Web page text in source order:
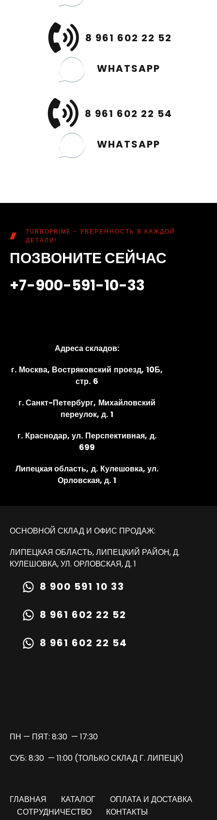
8 961 602 22 52
WHATSAPP
8 961 602 22 54
WHATSAPP
TURBOPRIME - УВЕРЕННОСТЬ В КАЖДОЙ
ДЕТАЛИ!
ПОЗВОНИТЕ СЕЙЧАС
+7-900-591-10-33
Адреса складов:
г. Москва, Востряковский проезд, 10Б,
стр. 6
г. Санкт-Петербург, Михайловский
переулок, д. 1
г. Краснодар, ул. Перспективная, д.
699
Липецкая область, д. Кулешовка, ул.
Орловская, д. 1
ОСНОВНОЙ СКЛАД И ОФИС ПРОДАЖ:
ЛИПЕЦКАЯ ОБЛАСТЬ, ЛИПЕЦКИЙ РАЙОН, Д.
КУЛЕШОВКА, УЛ. ОРЛОВСКАЯ, Д. 1
8 900 591 10 33
8 961 602 22 52
8 961 602 22 54
ПН — ПЯТ: 8:30 — 17:30
СУБ: 8:30 — 11:00 (ТОЛЬКО СКЛАД Г. ЛИПЕЦК)
ГЛАВНАЯ КАТАЛОГ
ОПЛАТА И ДОСТАВКА
СОТРУДНИЧЕСТВО
КОНТАКТЫ